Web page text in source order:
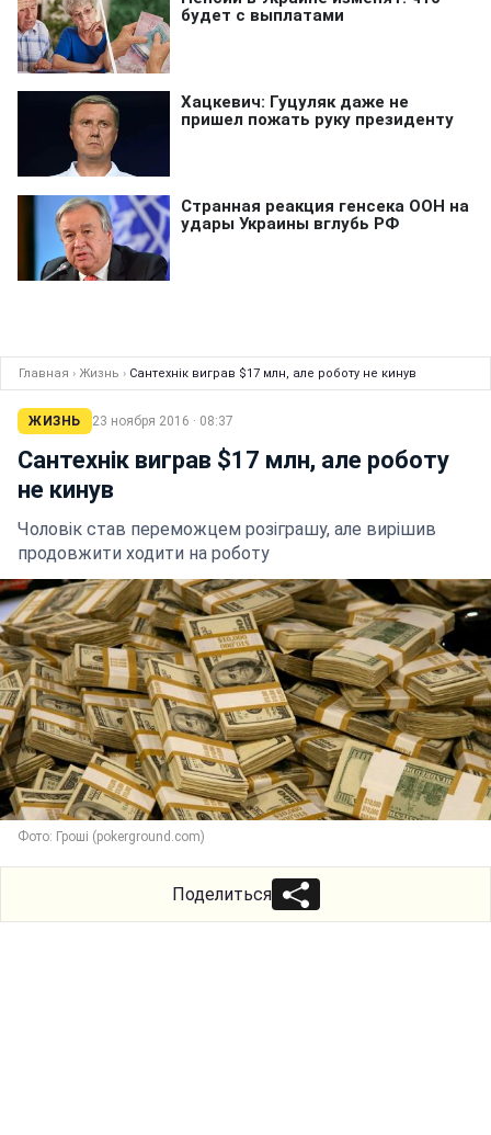
Главная › Жизнь › Сантехнік виграв $17 млн, але роботу не кинув
ЖИЗНЬ 23 ноября 2016 · 08:37
Сантехнік виграв $17 млн, але роботу
не кинув
Чоловік став переможцем розіграшу, але вирішив
продовжити ходити на роботу
Фото: Гроші (pokerground.com)
Поделиться